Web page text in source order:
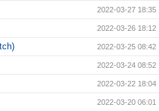
2022-03-27 18:35
2022-03-26 18:12
2022-03-25 08:42
2022-03-24 08:52
2022-03-22 18:04
2022-03-20 06:01